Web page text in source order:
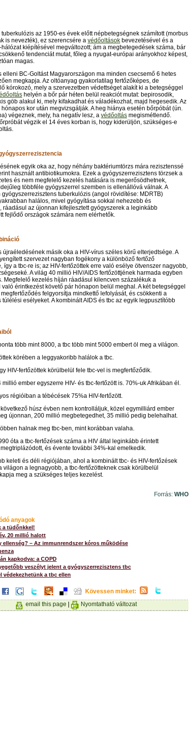
tuberkulózis az 1950-es évek előtt népbetegségnek számított (morbus
is nevezték), ez szerencsére a védőoltások bevezetésével és a
kiépítésével megváltozott; ám a megbetegedések száma, bár
tendenciát mutat, főleg a nyugat-európai arányokhoz képest,
magas.
elleni BC-Goltást Magyarországon ma minden csecsemő 6 hetes
megkapja. Az oltóanyag gyakorlatilag fertőzőképes, de
kórokozó, mely a szervezetben védettséget alakít ki a betegséggel
helyén a bőr pár héten belül reakciót mutat: bepirosodik,
göb alakul ki, mely kifakadhat és váladékozhat, majd hegesedik. Az
kor után megvizsgálják. A heg hiánya esetén bőrpóbát (ún.
végeznek, mely, ha negatív lesz, a védőoltás megismétlendő.
végzik el 14 éves korban is, hogy kiderüljön, szükséges-e
egyik oka az, hogy néhány baktériumtörzs mára rezisztenssé
használt antibiotikumokra. Ezek a gyógyszerrezisztens törzsek a
és nem megfelelő kezelés hatására is megerősödhetnek,
többféle gyógyszerrel szemben is ellenállóvá válnak. A
gyógyszerrezisztens tuberkulózis (angol rövidítése: MDRTB)
halálos, mivel gyógyítása sokkal nehezebb és
ráadásul az újonnan kifejlesztett gyógyszerek a leginkább
fejlődő országok számára nem elérhetők.
újraéledésének másik oka a HIV-vírus széles körű elterjedtsége. A
szervezet nagyban fogékony a különböző fertőző
így a tbc-re is; az HIV-fertőzöttek erre való esélye ötvenszer nagyobb,
A világ 40 millió HIV/AIDS fertőzöttjének harmada egyben
Megfelelő kezelés híján ráadásul kilencven százalékuk a
való érintkezést követő pár hónapon belül meghal. A két betegséggel
felgyorsítja mindkettő lefolyását, és csökkenti a
túlélési esélyeket. A kombinált AIDS és tbc az egyik legpusztítóbb
több mint 8000, a tbc több mint 5000 embert öl meg a világon.
körében a leggyakoribb halálok a tbc.
HIV-fertőzöttek körülbelül fele tbc-vel is megfertőződik.
millió ember egyszerre HIV- és tbc-fertőzött is. 70%-uk Afrikában él.
régióiban a tébécések 75%a HIV-fertőzött.
húsz évben nem kontrolláljuk, közel egymilliárd ember
újonnan, 200 millió megbetegedhet, 35 millió pedig belehalhat.
halnak meg tbc-ben, mint korábban valaha.
óta a tbc-fertőzések száma a HIV által leginkább érintett
és évente további 34%-kal emelkedik.
keleti és déli régiójában, ahol a kombinált tbc- és HIV-fertőzések
világon a legnagyobb, a tbc-fertőzötteknek csak körülbelül
meg a szükséges teljes kezelést.
Forrás: WHO
anyagok
a tüdőnkkel!
20 millió halott
ellenség? – Az immunrendszer kóros működése
kapkodva: a COPD
veszélyt jelent a gyógyszerrezisztens tbc
védekezhetünk a tbc ellen
Kövessen minket:
email this page
Nyomtatható változat